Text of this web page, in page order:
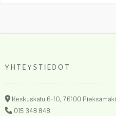
YHTEYSTIEDOT
Keskuskatu 6-10, 76100 Pieksämäki
015 348 848